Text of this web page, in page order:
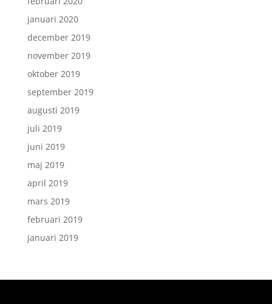
januari 2020
december 2019
november 2019
oktober 2019
september 2019
augusti 2019
juli 2019
juni 2019
maj 2019
april 2019
mars 2019
februari 2019
januari 2019